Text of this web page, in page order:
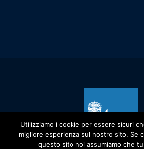
Utilizziamo i cookie per essere sicuri
migliore esperienza sul nostro sito. Se
questo sito noi assumiamo che